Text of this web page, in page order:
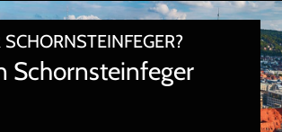
Schornsteinfeger